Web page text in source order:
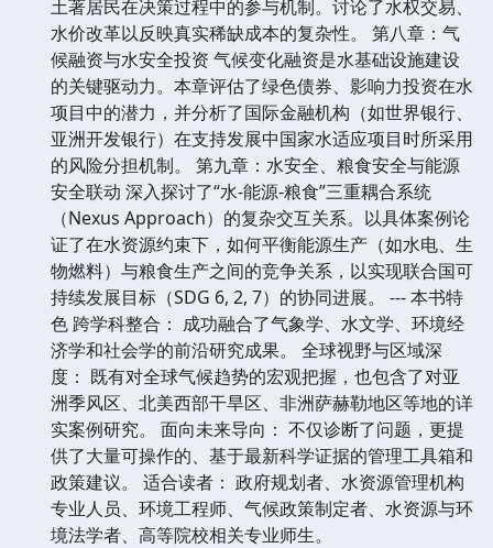
土著居民在决策过程中的参与机制。讨论了水权交易、
水价改革以反映真实稀缺成本的复杂性。 第八章：气
候融资与水安全投资 气候变化融资是水基础设施建设
的关键驱动力。本章评估了绿色债券、影响力投资在水
项目中的潜力，并分析了国际金融机构（如世界银行、
亚洲开发银行）在支持发展中国家水适应项目时所采用
的风险分担机制。 第九章：水安全、粮食安全与能源
安全联动 深入探讨了“水-能源-粮食”三重耦合系统
（Nexus Approach）的复杂交互关系。以具体案例论
证了在水资源约束下，如何平衡能源生产（如水电、生
物燃料）与粮食生产之间的竞争关系，以实现联合国可
持续发展目标（SDG 6, 2, 7）的协同进展。 --- 本书特
色 跨学科整合： 成功融合了气象学、水文学、环境经
济学和社会学的前沿研究成果。 全球视野与区域深
度： 既有对全球气候趋势的宏观把握，也包含了对亚
洲季风区、北美西部干旱区、非洲萨赫勒地区等地的详
实案例研究。 面向未来导向： 不仅诊断了问题，更提
供了大量可操作的、基于最新科学证据的管理工具箱和
政策建议。 适合读者： 政府规划者、水资源管理机构
专业人员、环境工程师、气候政策制定者、水资源与环
境法学者、高等院校相关专业师生。